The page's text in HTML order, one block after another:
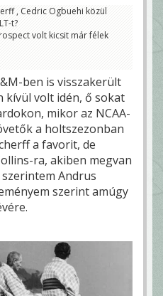
, Cedric Ogbuehi közül
t?
volt kicsit már félek
ben is visszakerült
kívül volt idén, ő sokat
mikor az NCAA-
a holtszezonban
a favorit, de
ra, akiben megvan
Andrus
szerint amúgy